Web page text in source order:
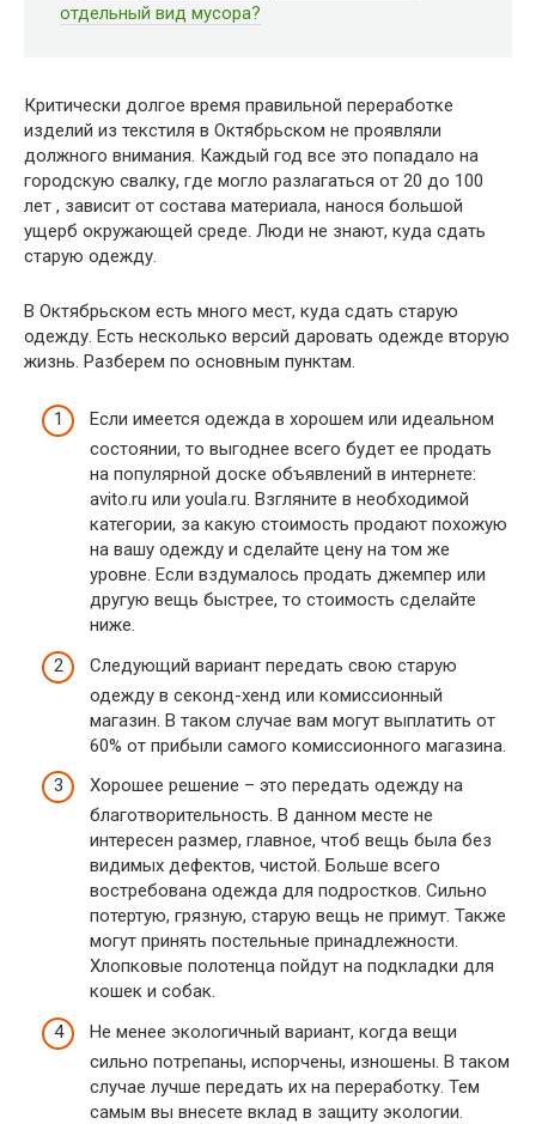
отдельный вид мусора?
Критически долгое время правильной переработке
изделий из текстиля в Октябрьском не проявляли
должного внимания. Каждый год все это попадало на
городскую свалку, где могло разлагаться от 20 до 100
лет , зависит от состава материала, нанося большой
ущерб окружающей среде. Люди не знают, куда сдать
старую одежду.
В Октябрьском есть много мест, куда сдать старую
одежду. Есть несколько версий даровать одежде вторую
жизнь. Разберем по основным пунктам.
Если имеется одежда в хорошем или идеальном
состоянии, то выгоднее всего будет ее продать
на популярной доске объявлений в интернете:
avito.ru или youla.ru. Взгляните в необходимой
категории, за какую стоимость продают похожую
на вашу одежду и сделайте цену на том же
уровне. Если вздумалось продать джемпер или
другую вещь быстрее, то стоимость сделайте
ниже.
Следующий вариант передать свою старую
одежду в секонд-хенд или комиссионный
магазин. В таком случае вам могут выплатить от
60% от прибыли самого комиссионного магазина.
Хорошее решение – это передать одежду на
благотворительность. В данном месте не
интересен размер, главное, чтоб вещь была без
видимых дефектов, чистой. Больше всего
востребована одежда для подростков. Сильно
потертую, грязную, старую вещь не примут. Также
могут принять постельные принадлежности.
Хлопковые полотенца пойдут на подкладки для
кошек и собак.
Не менее экологичный вариант, когда вещи
сильно потрепаны, испорчены, изношены. В таком
случае лучше передать их на переработку. Тем
самым вы внесете вклад в защиту экологии.